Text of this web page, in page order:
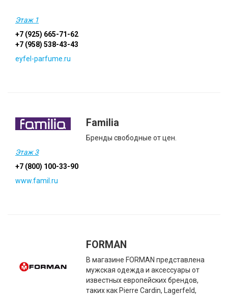
Этаж 1
+7 (925) 665-71-62
+7 (958) 538-43-43
eyfel-parfume.ru
Familia
Бренды свободные от цен.
Этаж 3
+7 (800) 100-33-90
www.famil.ru
FORMAN
В магазине FORMAN представлена
мужская одежда и аксессуары от
известных европейских брендов,
таких как Pierre Cardin, Lagerfeld,